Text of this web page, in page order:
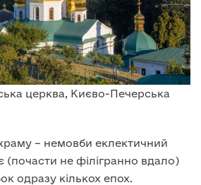
церква, Києво-Печерська
храму – немовби еклектичний
не філігранно вдало)
одразу кількох епох.